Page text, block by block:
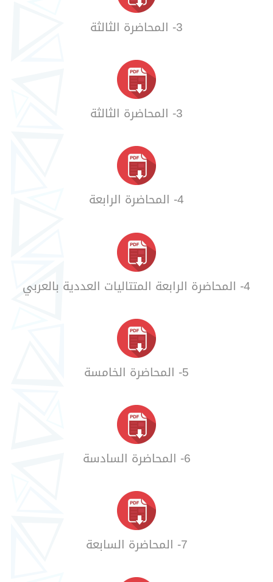
3- المحاضرة الثالثة
3- المحاضرة الثالثة
4- المحاضرة الرابعة
4- المحاضرة الرابعة المتتاليات العددية بالعربي
5- المحاضرة الخامسة
6- المحاضرة السادسة
7- المحاضرة السابعة